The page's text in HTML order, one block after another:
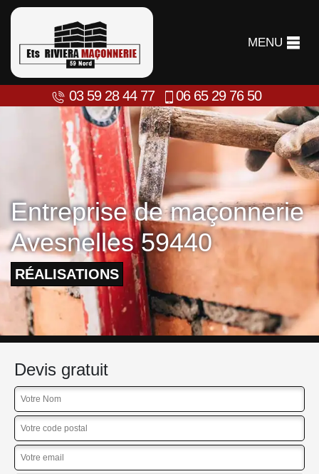
MENU
03 59 28 44 77 06 65 29 76 50
Entreprise de maçonnerie
Avesnelles 59440
RÉALISATIONS
Devis gratuit